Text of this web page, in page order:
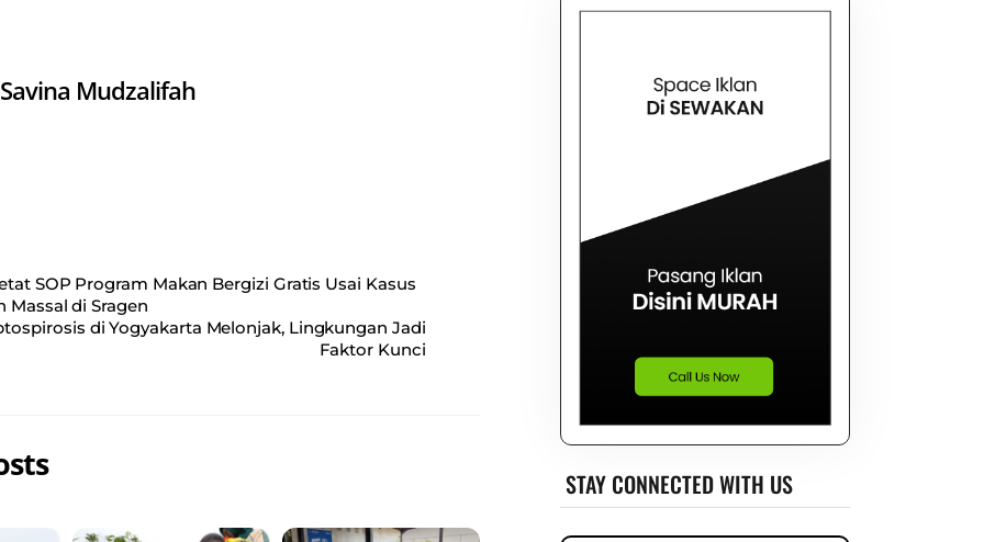
Savina Mudzalifah
SOP Program Makan Bergizi Gratis Usai Kasus
Massal di Sragen
di Yogyakarta Melonjak, Lingkungan Jadi
Faktor Kunci
STAY CONNECTED WITH US